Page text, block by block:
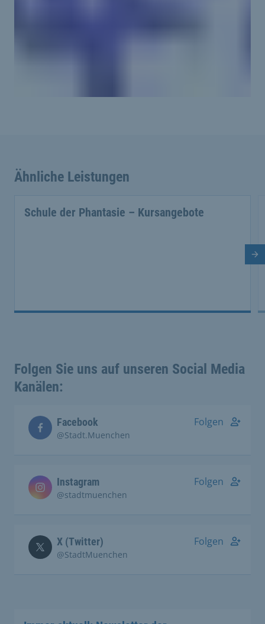
Ähnliche Leistungen
Schule der Phantasie – Kursangebote
Folgen Sie uns auf unseren Social Media
Kanälen:
Facebook
@Stadt.Muenchen
Folgen
Instagram
@stadtmuenchen
Folgen
X (Twitter)
@StadtMuenchen
Folgen